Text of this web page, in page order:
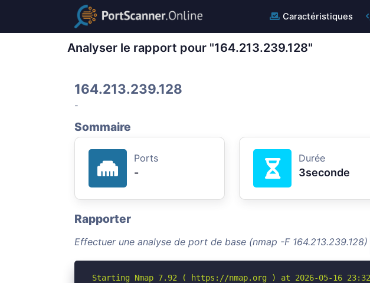
Caractéristiques
Analyser le rapport pour "164.213.239.128"
164.213.239.128
-
Sommaire
Ports
-
Durée
3seconde
Rapporter
Effectuer une analyse de port de base (nmap -F 164.213.239.128)
Starting Nmap 7.92 ( https://nmap.org ) at 2026-05-16